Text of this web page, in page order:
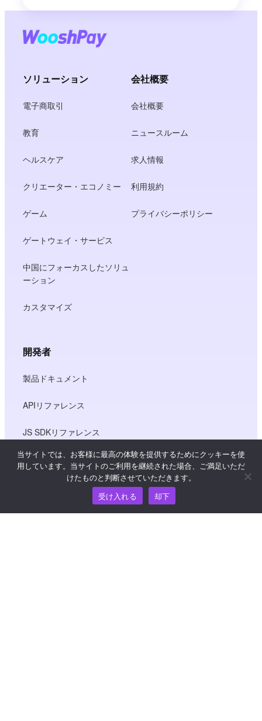
ソリューション
電子商取引
教育
ヘルスケア
クリエーター・エコノミー
ゲーム
ゲートウェイ・サービス
中国にフォーカスしたソリュ
ーション
カスタマイズ
会社概要
会社概要
ニュースルーム
求人情報
利用規約
プライバシーポリシー
開発者
製品ドキュメント
APIリファレンス
JS SDKリファレンス
当サイトでは、お客様に最高の体験を提供するためにクッキーを使
用しています。当サイトのご利用を継続された場合、ご満足いただ
けたものと判断させていただきます。
受け入れる
却下